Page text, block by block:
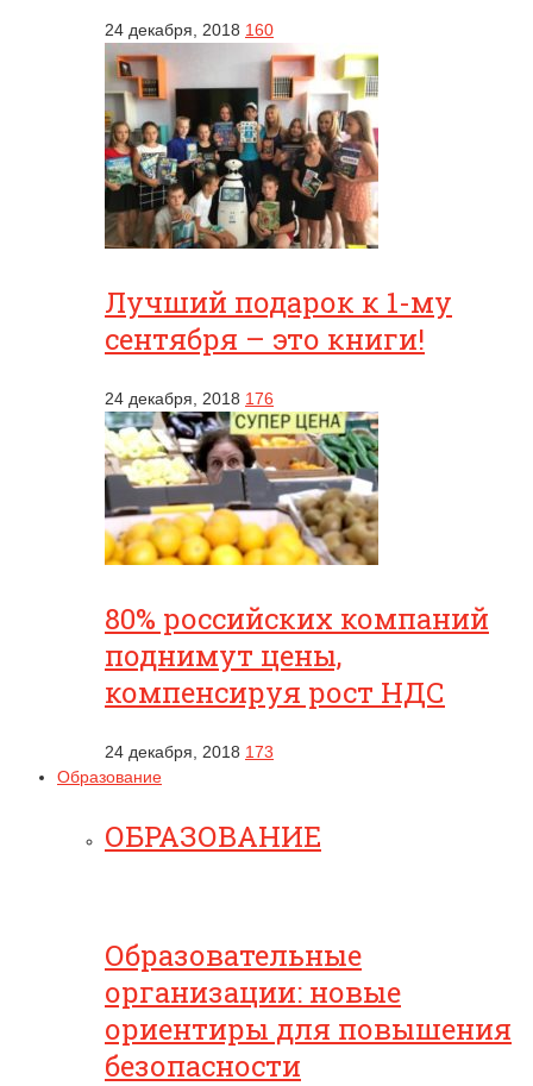
24 декабря, 2018 160
Лучший подарок к 1-му
сентября – это книги!
24 декабря, 2018 176
80% российских компаний
поднимут цены,
компенсируя рост НДС
24 декабря, 2018 173
Образование
ОБРАЗОВАНИЕ
Образовательные
организации: новые
ориентиры для повышения
безопасности